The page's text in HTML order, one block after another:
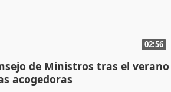
02:56
de Ministros tras el verano
acogedoras